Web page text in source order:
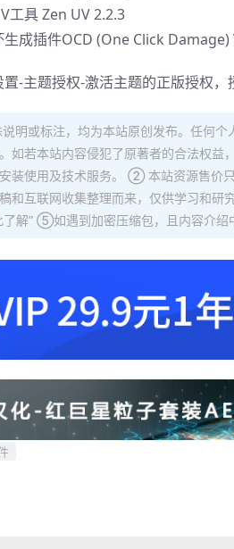
工具 Zen UV 2.2.3
成插件OCD (One Click Damage)
-主题授权-激活主题的正版授权，
明或标注，均为本站原创发布。任何
如若本站内容侵犯了原著者的合法权
装使用及技术服务。 ② 本站资源售
和互联网收集整理而来，仅供学习和
了解” ⑤如遇到加密压缩包，且内容介